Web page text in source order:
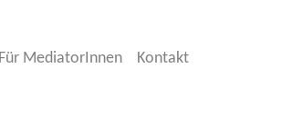
Für MediatorInnen Kontakt